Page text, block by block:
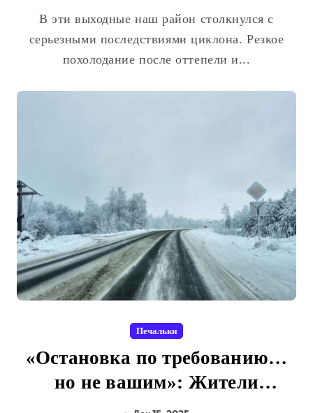
В эти выходные наш район столкнулся с
серьезными последствиями циклона. Резкое
похолодание после оттепели и...
Печальки
«Остановка по требованию…
но не вашим»: Жители
Откормсовхоза остаются без